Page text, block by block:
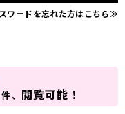
ワードを忘れた方はこちら≫
件、 閲覧可能！